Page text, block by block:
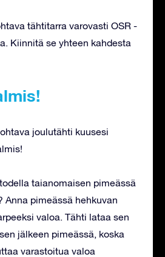
tähtitarra varovasti OSR -
Kiinnitä se yhteen kahdesta
joulutähti kuusesi
taianomaisen pimeässä
Anna pimeässä hehkuvan
valoa. Tähti lataa sen
jälkeen pimeässä, koska
varastoitua valoa